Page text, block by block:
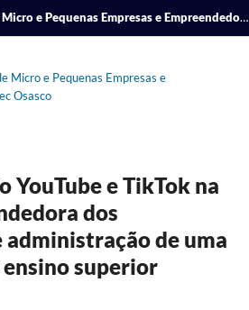
REMIPE - Revista de Micro e Pequenas Empresas e Empreendedorismo da Fatec Osasco
Micro e Pequenas Empresas e
Osasco
YouTube e TikTok na
dos
administração de uma
superior